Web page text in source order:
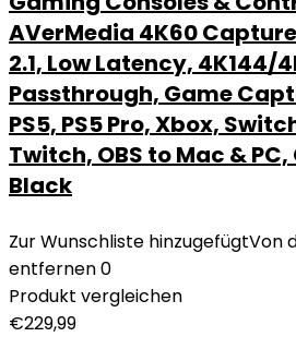
AVerMedia 4K60
2.1, Low Latency, 4K144/
Passthrough, Game
PS5, PS5 Pro, Xbox,
Twitch, OBS to Mac & PC,
Black
Zur Wunschliste hinzugefügtVon
entfernen0
Produkt vergleichen
€229,99